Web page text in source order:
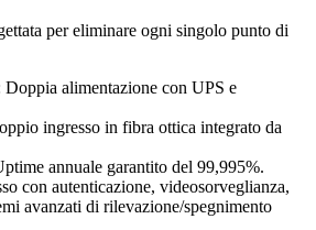
per eliminare ogni singolo punto di
Doppia alimentazione con UPS e
ingresso in fibra ottica integrato da
annuale garantito del 99,995%.
con autenticazione, videosorveglianza,
avanzati di rilevazione/spegnimento